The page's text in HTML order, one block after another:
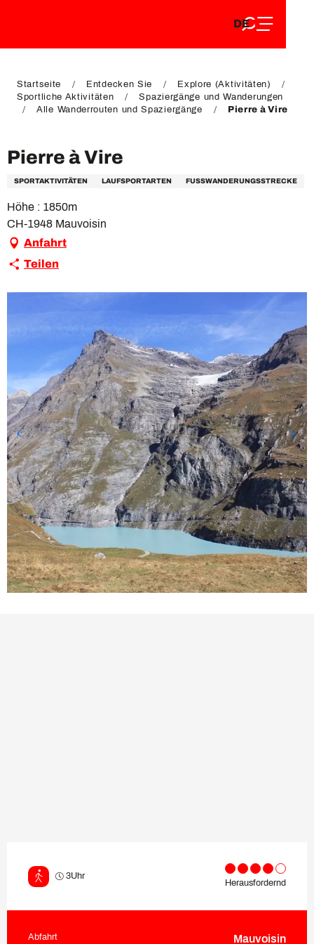
EN
DE
FR
Startseite Entdecken Sie
Explore (Aktivitäten)
Sportliche Aktivitäten
Spaziergänge und Wanderungen
Alle Wanderrouten und Spaziergänge
Pierre à Vire
Pierre à Vire
SPORTAKTIVITÄTEN LAUFSPORTARTEN FUSSWANDERUNGSSTRECKE
Höhe : 1850m
CH-1948 Mauvoisin
Anfahrt
Teilen
3Uhr
Herausfordernd
Abfahrt Mauvoisin